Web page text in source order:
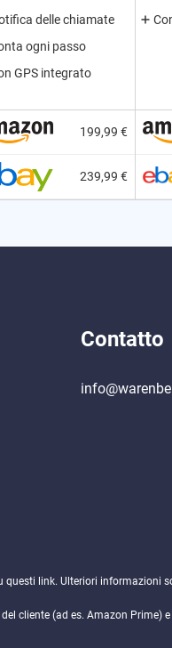
199,99 €
239,99 €
delle chiamate
ogni passo
GPS integrato
Contatto
questi link. Ulteriori informazioni
cliente (ad es. Amazon